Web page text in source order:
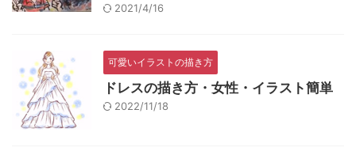
2021/4/16
可愛いイラストの描き方
ドレスの描き方・女性・イラスト簡単
2022/11/18